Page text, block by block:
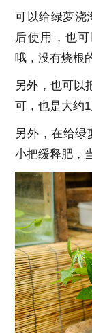
可以给绿萝浇
后使用，也
哦，没有烧根
另外，也可以
可，也是大约1
另外，在给绿
小把缓释肥，